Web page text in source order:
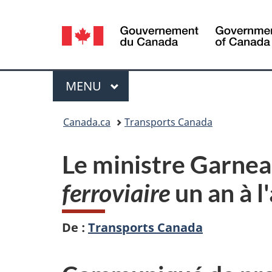
Sélection
de
la
langue
Menu
MENU PRINCIPAL
Canada.ca Transports Canada
Le ministre
ferroviaire un an à
De : Transports Canada